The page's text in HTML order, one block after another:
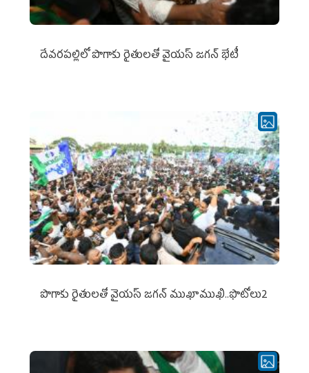
దేవరపల్లిలో పొగాకు రైతులతో వైయస్ జగన్ భేటీ
పొగాకు రైతుల‌తో వైయ‌స్ జ‌గ‌న్ ముఖాముఖి..ఫొటోలు2